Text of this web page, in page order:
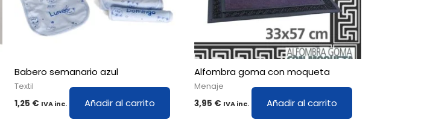
Babero semanario azul
Textil
1,25 € IVA inc. Añadir al carrito
Alfombra goma con moqueta
Menaje
3,95 € IVA inc. Añadir al carrito